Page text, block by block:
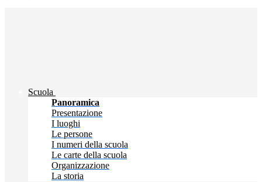
Scuola
Panoramica
Presentazione
I luoghi
Le persone
I numeri della scuola
Le carte della scuola
Organizzazione
La storia